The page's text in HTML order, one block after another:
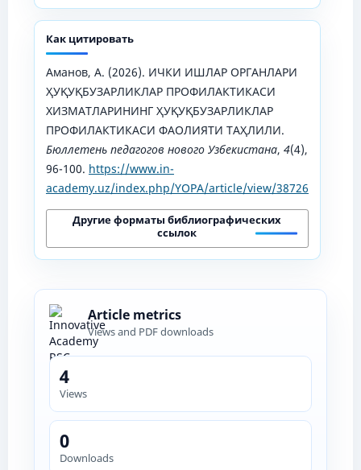
Как цитировать
Аманов, А. (2026). ИЧКИ ИШЛАР ОРГАНЛАРИ
ҲУҚУҚБУЗАРЛИКЛАР ПРОФИЛАКТИКАСИ
ХИЗМАТЛАРИНИНГ ҲУҚУҚБУЗАРЛИКЛАР
ПРОФИЛАКТИКАСИ ФАОЛИЯТИ ТАҲЛИЛИ.
Бюллетень педагогов нового Узбекистана, 4(4),
96-100. https://www.in-
academy.uz/index.php/YOPA/article/view/38726
Другие форматы библиографических
ссылок
Article metrics
Views and PDF downloads
4
Views
0
Downloads